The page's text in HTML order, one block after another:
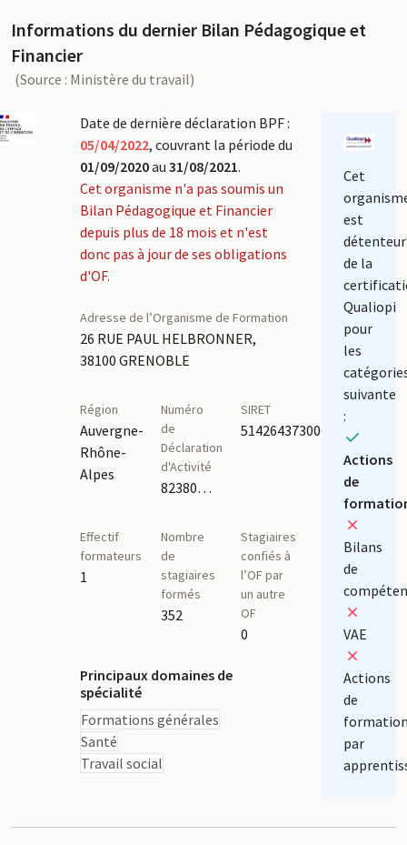
Informations du dernier Bilan Pédagogique et
Financier
(Source : Ministère du travail)
Date de dernière déclaration BPF :
05/04/2022, couvrant la période du
01/09/2020au 31/08/2021.
Cet organisme n'a pas soumis un
Bilan Pédagogique et Financier
depuis plus de 18 mois et n'est
donc pas à jour de ses obligations
d'OF.
Adresse de l’Organisme de Formation
26 RUE PAUL HELBRONNER,
38100 GRENOBLE
Région
Auvergne-
Rhône-
Alpes
Numéro
de
Déclaration
d'Activité
82380461638
SIRET
51426437300036
Effectif
formateurs
1
Nombre
de
stagiaires
formés
352
Stagiaires
confiés à
l’OF par
un autre
OF
0
Principaux domaines de
spécialité
Formations générales
Santé
Travail social
Cet
est
détenteur
de la
Qualiopi
pour
les
suivante
:
Actions
de
Bilans
de
VAE
Actions
de
par